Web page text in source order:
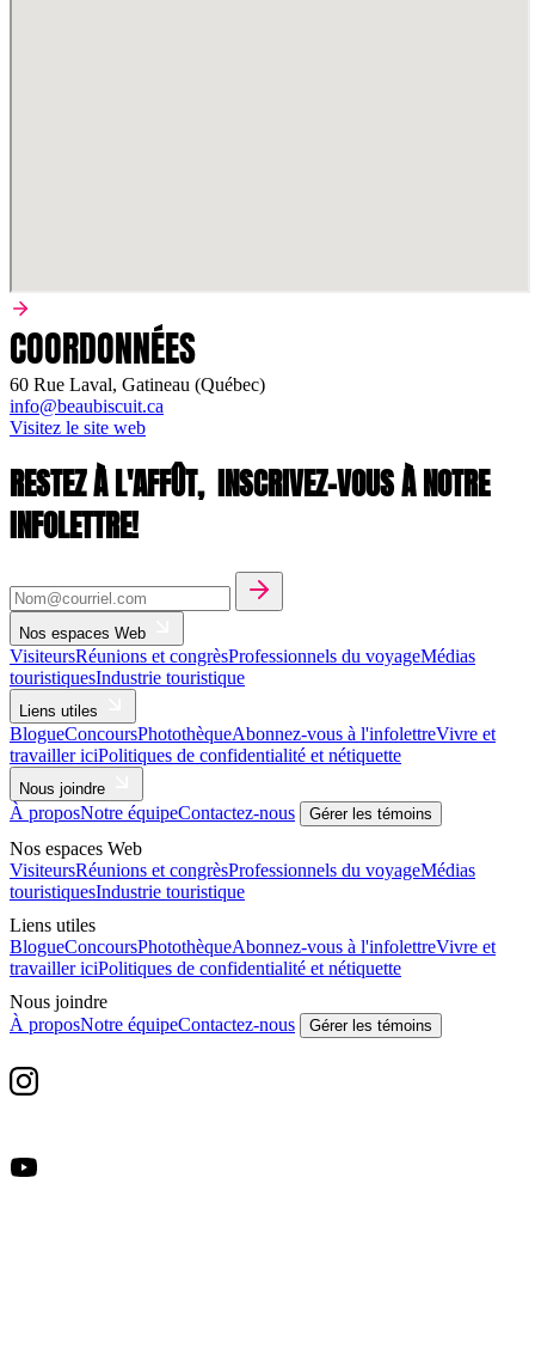
COORDONNÉES
60 Rue Laval, Gatineau (Québec)
info@beaubiscuit.ca
Visitez le site web
RESTEZ À L'AFFÛT, INSCRIVEZ-VOUS À NOTRE
INFOLETTRE!
Nos espaces Web
VisiteursRéunions et congrèsProfessionnels du voyageMédias
touristiquesIndustrie touristique
Liens utiles
BlogueConcoursPhotothèqueAbonnez-vous à l'infolettreVivre et
travailler iciPolitiques de confidentialité et nétiquette
Nous joindre
À proposNotre équipeContactez-nous Gérer les témoins
Nos espaces Web
VisiteursRéunions et congrèsProfessionnels du voyageMédias
touristiquesIndustrie touristique
Liens utiles
BlogueConcoursPhotothèqueAbonnez-vous à l'infolettreVivre et
travailler iciPolitiques de confidentialité et nétiquette
Nous joindre
À proposNotre équipeContactez-nous Gérer les témoins